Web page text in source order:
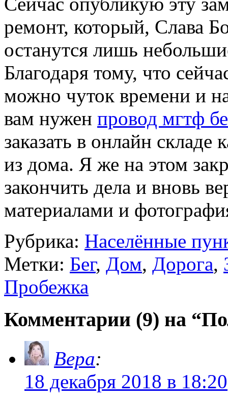
ремонт, который, Слава
останутся лишь
Благодаря тому, что
можно чуток времени и
вам нужен провод мгтф
заказать в онлайн
из дома. Я же на этом
закончить дела и вновь
материалами и
Рубрика: Населённые
Метки: Бег, Дом, Дорога,
Пробежка
Комментарии (9) на
Вера:
18 декабря 2018 в 18:20